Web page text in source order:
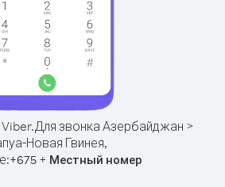
Для звонка Азербайджан >
Новая Гвинея,
+675+ Местный номер